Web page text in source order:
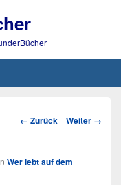
Bild-
← Zurück Weiter →
Wer lebt auf dem